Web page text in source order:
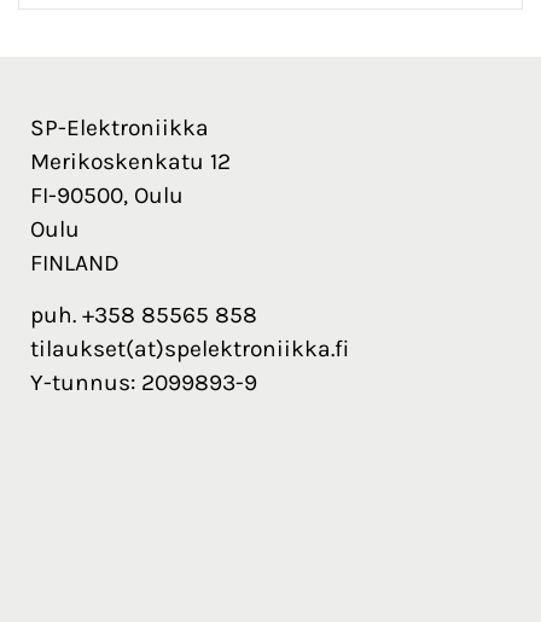
SP-Elektroniikka
Merikoskenkatu 12
FI-90500, Oulu
Oulu
FINLAND
puh. +358 85565 858
tilaukset(at)spelektroniikka.fi
Y-tunnus: 2099893-9